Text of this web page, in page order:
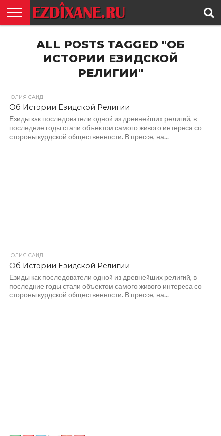
ЕЗИДИЗМ
НОВОСТИ
ИСТОРИЯ
КУЛЬТУРА
КОНТАКТALL POSTS TAGGED "ОБ
ИСТОРИИ ЕЗИДСКОЙ
РЕЛИГИИ"
ЮЛИЯ САИД
Об Истории Езидской Религии
Езиды как последователи одной из древнейших религий, в
последние годы стали объектом самого живого интереса со
стороны курдской общественности. В прессе, на...
ЮЛИЯ САИД
Об Истории Езидской Религии
Езиды как последователи одной из древнейших религий, в
последние годы стали объектом самого живого интереса со
стороны курдской общественности. В прессе, на...